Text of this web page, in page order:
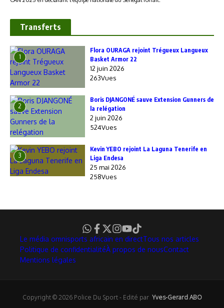
Transferts
1
Flora OURAGA rejoint Trégueux Langueux
Basket Armor 22
12 juin 2026
263Vues
2
Boris DJANGONÉ sauve Extension Gunners de
la relégation
2 juin 2026
524Vues
3
Kevin YEBO rejoint La Laguna Tenerife en
Liga Endesa
25 mai 2026
258Vues
Le média omnisports africain en directTous nos articles
Politique de confidentialitéÀ propos de nousContact
Mentions légales
Copyright © 2026 Police Du Sport - Edité par Yves-Gerard ABO